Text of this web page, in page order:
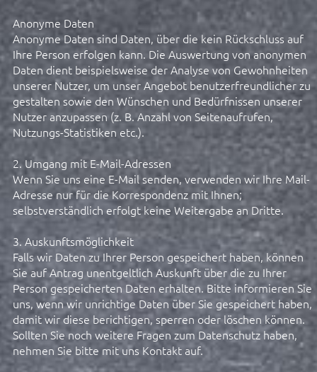
Anonyme Daten
Anonyme Daten sind Daten, über die kein Rückschluss auf
Ihre Person erfolgen kann. Die Auswertung von anonymen
Daten dient beispielsweise der Analyse von Gewohnheiten
unserer Nutzer, um unser Angebot benutzerfreundlicher zu
gestalten sowie den Wünschen und Bedürfnissen unserer
Nutzer anzupassen (z. B. Anzahl von Seitenaufrufen,
Nutzungs-Statistiken etc.).
2. Umgang mit E-Mail-Adressen
Wenn Sie uns eine E-Mail senden, verwenden wir Ihre Mail-
Adresse nur für die Korrespondenz mit Ihnen;
selbstverständlich erfolgt keine Weitergabe an Dritte.
3. Auskunftsmöglichkeit
Falls wir Daten zu Ihrer Person gespeichert haben, können
Sie auf Antrag unentgeltlich Auskunft über die zu Ihrer
Person gespeicherten Daten erhalten. Bitte informieren Sie
uns, wenn wir unrichtige Daten über Sie gespeichert haben,
damit wir diese berichtigen, sperren oder löschen können.
Sollten Sie noch weitere Fragen zum Datenschutz haben,
nehmen Sie bitte mit uns Kontakt auf.